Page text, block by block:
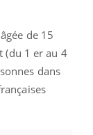
de 15
(du 1 er au 4
dans